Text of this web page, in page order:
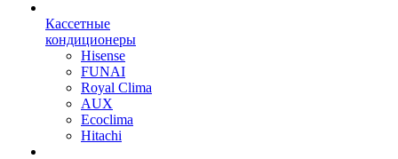
Кассетные
кондиционеры
Hisense
FUNAI
Royal Clima
AUX
Ecoclima
Hitachi